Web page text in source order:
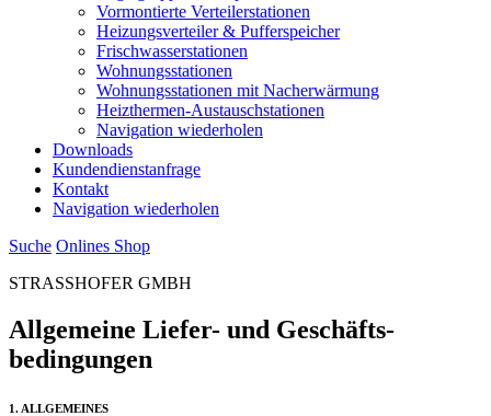
Vormontierte Verteilerstationen
Heizungsverteiler & Pufferspeicher
Frischwasserstationen
Wohnungsstationen
Wohnungsstationen mit Nacherwärmung
Heizthermen-Austauschstationen
Navigation wiederholen
Downloads
Kundendienstanfrage
Kontakt
Navigation wiederholen
Suche Onlines Shop
STRASSHOFER GMBH
Allgemeine Liefer- und Geschäfts­
bedingungen
1. ALLGEMEINES